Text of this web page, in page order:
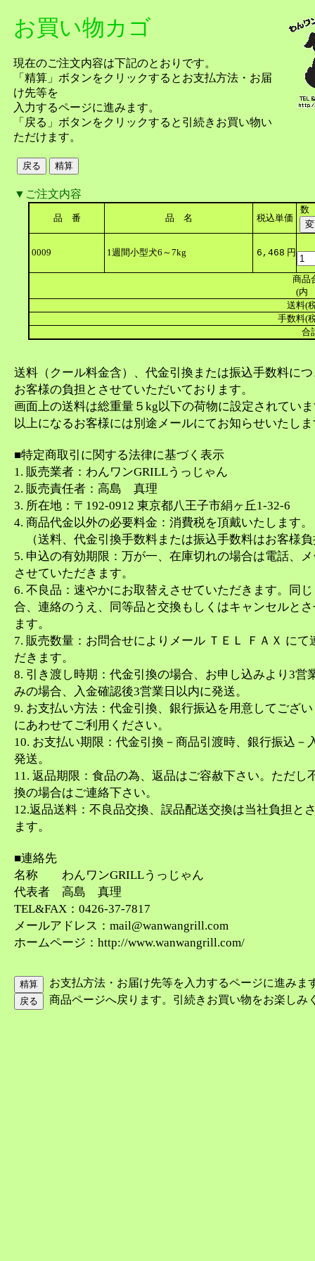
お買い物カゴ
現在のご注文内容は下記のとおりです。
「精算」ボタンをクリックするとお支払方法・お届
け先等を
入力するページに進みます。
「戻る」ボタンをクリックすると引続きお買い物い
ただけます。
▼ご注文内容
品 番 品 名 税込単価
数
0009 1週間小型犬6～7kg 6,468 円
商品
(内
送料(
手数料(
合
送料（クール料金含）、代金引換または振込手数料に
お客様の負担とさせていただいております。
画面上の送料は総重量５kg以下の荷物に設定されてい
以上になるお客様には別途メールにてお知らせいたし
■特定商取引に関する法律に基づく表示
1. 販売業者：わんワンGRILLうっじゃん
2. 販売責任者：高島 真理
3. 所在地：〒192-0912 東京都八王子市絹ヶ丘1-32-6
4. 商品代金以外の必要料金：消費税を頂戴いたします。
（送料、代金引換手数料または振込手数料はお客様
5. 申込の有効期限：万が一、在庫切れの場合は電話、
させていただきます。
6. 不良品：速やかにお取替えさせていただきます。同
合、連絡のうえ、同等品と交換もしくはキャンセルと
ます。
7. 販売数量：お問合せによりメール ＴＥＬ ＦＡＸ にて
だきます。
8. 引き渡し時期：代金引換の場合、お申し込みより3営
みの場合、入金確認後3営業日以内に発送。
9. お支払い方法：代金引換、銀行振込を用意してござ
にあわせてご利用ください。
10. お支払い期限：代金引換－商品引渡時、銀行振込－
発送。
11. 返品期限：食品の為、返品はご容赦下さい。ただし
換の場合はご連絡下さい。
12.返品送料：不良品交換、誤品配送交換は当社負担と
ます。
■連絡先
名称 わんワンGRILLうっじゃん
代表者 高島 真理
TEL&FAX：0426-37-7817
メールアドレス：mail@wanwangrill.com
ホームページ：http://www.wanwangrill.com/
お支払方法・お届け先等を入力するページに進みま
商品ページへ戻ります。引続きお買い物をお楽しみ